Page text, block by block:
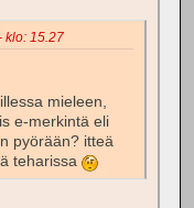
klo: 15.27
mieleen,
e-merkintä eli
pyörään? itteä
teharissa